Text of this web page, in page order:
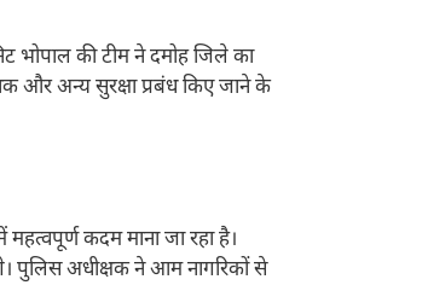
भोपाल की टीम ने दमोह जिले का
और अन्य सुरक्षा प्रबंध किए जाने के
कदम माना जा रहा है।
पुलिस अधीक्षक ने आम नागरिकों से